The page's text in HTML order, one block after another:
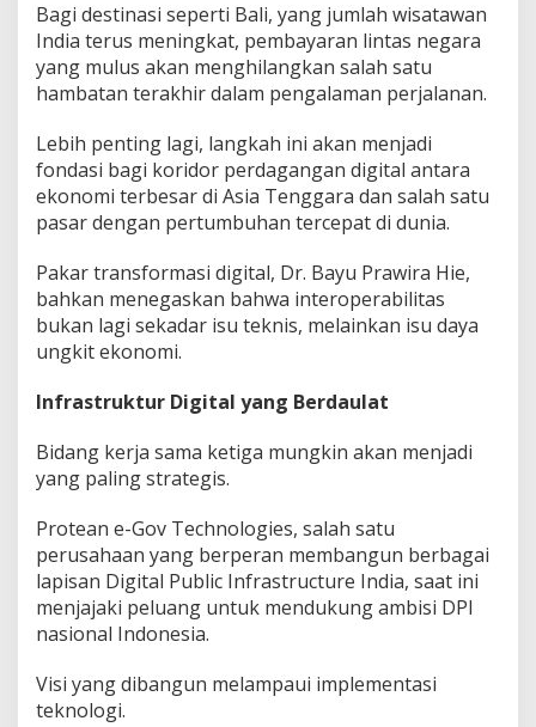
Bagi destinasi seperti Bali, yang jumlah wisatawan
India terus meningkat, pembayaran lintas negara
yang mulus akan menghilangkan salah satu
hambatan terakhir dalam pengalaman perjalanan.
Lebih penting lagi, langkah ini akan menjadi
fondasi bagi koridor perdagangan digital antara
ekonomi terbesar di Asia Tenggara dan salah satu
pasar dengan pertumbuhan tercepat di dunia.
Pakar transformasi digital, Dr. Bayu Prawira Hie,
bahkan menegaskan bahwa interoperabilitas
bukan lagi sekadar isu teknis, melainkan isu daya
ungkit ekonomi.
Infrastruktur Digital yang Berdaulat
Bidang kerja sama ketiga mungkin akan menjadi
yang paling strategis.
Protean e-Gov Technologies, salah satu
perusahaan yang berperan membangun berbagai
lapisan Digital Public Infrastructure India, saat ini
menjajaki peluang untuk mendukung ambisi DPI
nasional Indonesia.
Visi yang dibangun melampaui implementasi
teknologi.